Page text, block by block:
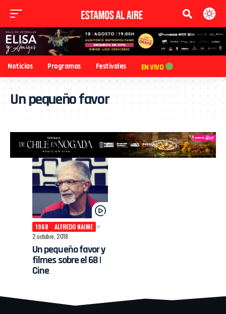
Noticias Programas Festivales EN VIVO
Un pequeño favor
1968
ALFREDO NAIME
2 octubre, 2018
Un pequeño favor y
filmes sobre el 68 |
Cine